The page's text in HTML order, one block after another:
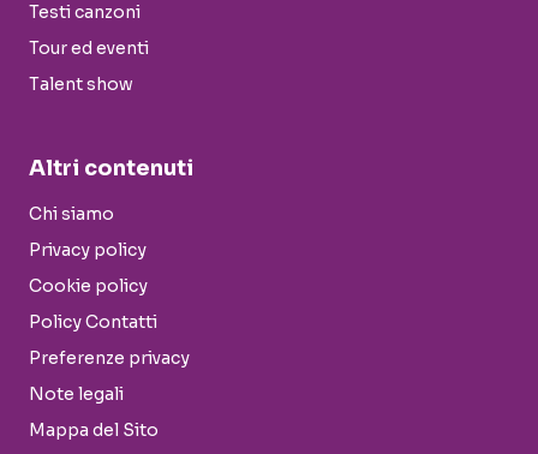
Testi canzoni
Tour ed eventi
Talent show
Altri contenuti
Chi siamo
Privacy policy
Cookie policy
Policy Contatti
Preferenze privacy
Note legali
Mappa del Sito